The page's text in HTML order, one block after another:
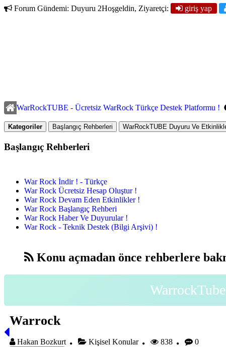
Forum Gündemi: Duyuru 2Hoşgeldin, Ziyaretçi: giriş yap
WarRockTUBE - Ücretsiz WarRock Türkçe Destek Platformu !
Kategoriler Başlangıç Rehberleri WarRockTUBE Duyuru Ve
Başlangıç Rehberleri
War Rock İndir ! - Türkçe
War Rock Ücretsiz Hesap Oluştur !
War Rock Devam Eden Etkinlikler !
War Rock Başlangıç Rehberi
War Rock Haber Ve Duyurular !
War Rock - Teknik Destek (Bilgi Arşivi) !
Konu açmadan önce rehberlere
Warrock
Hakan Bozkurt Kişisel Konular 838 0